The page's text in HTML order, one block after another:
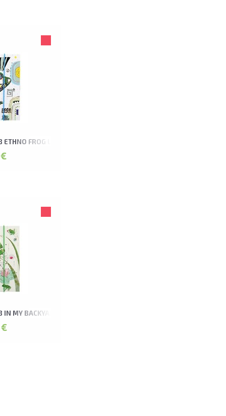
ETHNO FROG LEPORELLO ALBUMS
IN MY BACKYARD FROG LEPORELLO ALBUMS